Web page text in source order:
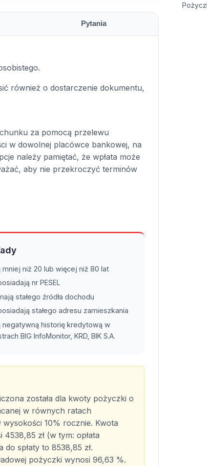
Pytania
również o dostarczenie dokumentu,
za pomocą przelewu
w dowolnej placówce bankowej, na
należy pamiętać, że wpłata może
aby nie przekroczyć terminów
mniej niż 20 lub więcej niż 80 lat
nr PESEL
stałego źródła dochodu
stałego adresu zamieszkania
negatywną historię kredytową w
BIG InfoMonitor, KRD, BIK S.A.
została dla kwoty pożyczki o
w równych ratach
10% rocznie. Kwota
zł (w tym: opłata
do spłaty to 8538,85 zł.
pożyczki wynosi 96,63 %.